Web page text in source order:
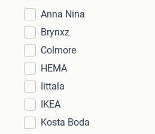
Anna Nina
Brynxz
Colmore
HEMA
Iittala
IKEA
Kosta Boda